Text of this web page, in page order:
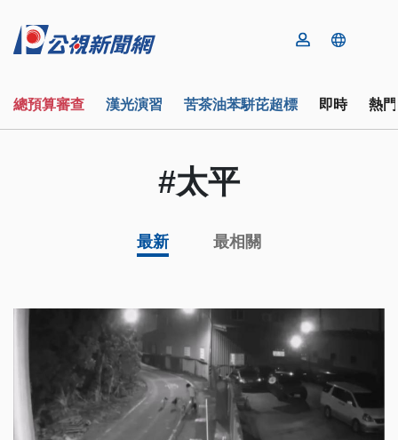
總預算審查 漢光演習 苦茶油苯駢芘超標 即時 熱
#太平
最新 最相關